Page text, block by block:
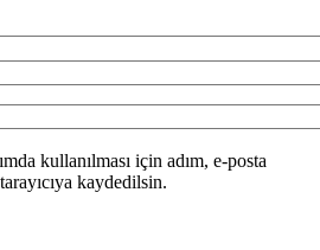
kullanılması için adım, e-posta
kaydedilsin.